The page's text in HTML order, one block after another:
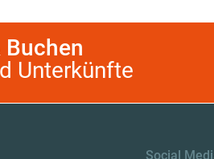
Buchen
Unterkünfte
Social